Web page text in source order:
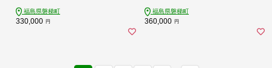
福島県磐梯町
330,000 円
福島県磐梯町
360,000 円